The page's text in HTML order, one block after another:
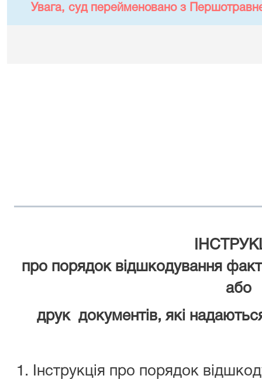
Увага, суд перейменовано з
про порядок відшкодування
або
друк документів, які
Інструкція про порядок